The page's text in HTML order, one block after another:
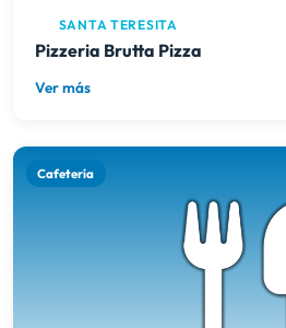
SANTA TERESITA
Pizzeria Brutta Pizza
Ver más
Cafetería